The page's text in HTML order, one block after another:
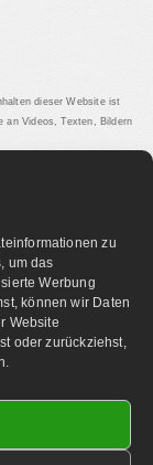
zu
um das
Werbung
können wir Daten
Website
oder zurückziehst,
dieser Website ist
an Videos, Texten, Bildern